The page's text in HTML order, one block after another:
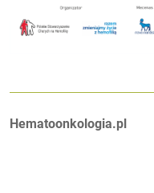
Autorzy:
Hematoonkologia.pl